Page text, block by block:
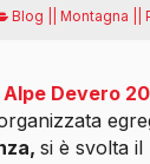
Blog || Montagna ||
Devero
si è svolta